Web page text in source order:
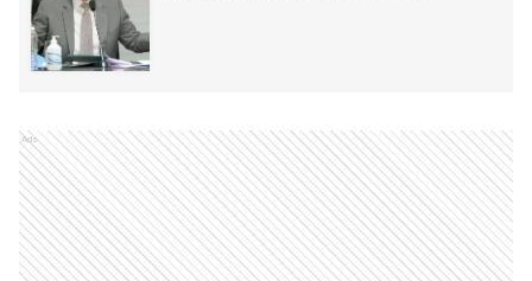
Ads